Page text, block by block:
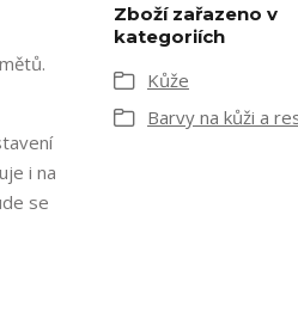
i na
se
Zboží zařazeno v
kategoriích
Kůže
Barvy na kůži a